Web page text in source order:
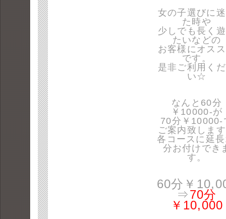
女の子選びに
た時や
少しでも長く
たいなどの
お客様にオス
です。
是非ご利用く
い☆
なんと60分
￥10000-が
70分￥10000-
ご案内致しま
各コースに延
分お付けでき
す。
60分￥
⇒70分
￥10,000